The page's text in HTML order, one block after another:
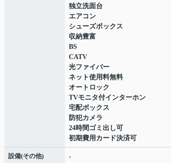
独立洗面台
エアコン
シューズボックス
収納豊富
BS
CATV
光ファイバー
ネット使用料無料
オートロック
TVモニタ付インターホン
宅配ボックス
防犯カメラ
24時間ゴミ出し可
初期費用カード決済可
設備(その他) -